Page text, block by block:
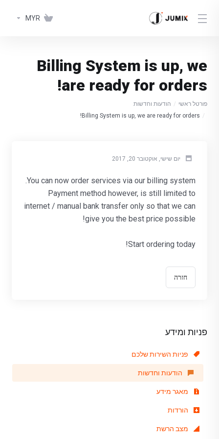
MYR
Billing System is up, we
are ready for orders!
פורטל ראשי
הודעות וחדשות
Billing System is up, we are ready for orders!
פניות ומידע
פניות השירות שלכם
הודעות וחדשות
מאגר מידע
הורדות
מצב הרשת
יום שישי, אוקטובר 20, 2017
You can now order services via our billing system.
Payment method however, is still limited to
internet / manual bank transfer only so that we can
give you the best price possible!
Start ordering today!
חזרה